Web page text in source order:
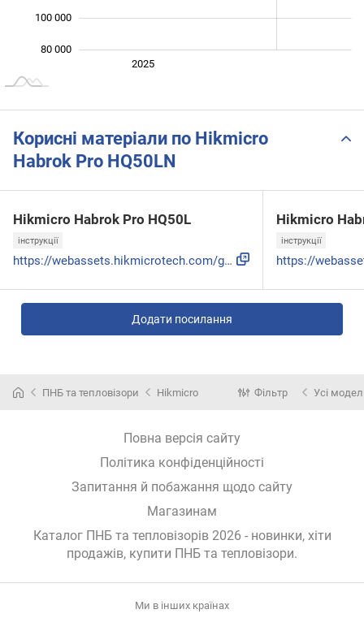
80 000
100 000
2025
Корисні матеріали по Hikmicro
Habrok Pro HQ50LN
Hikmicro Habrok Pro HQ50L
інструкції
https://webassets.hikmicrotech.com/global/asset/8ec54cf64e3...
Hikmicro
інструкції
Додати посилання
ПНБ та тепловізори Hikmicro Фільтр Усі
Повна версія сайту
Політика конфіденційності
Запитання й побажання щодо сайту
Магазинам
Каталог ПНБ та тепловізорів 2026 - новинки, хіти
продажів, купити ПНБ та тепловізори.
Ми в інших країнах